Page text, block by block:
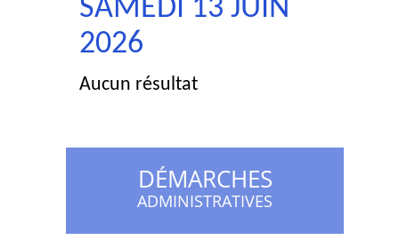
SAMEDI 13 JUIN
2026
Aucun résultat
DÉMARCHES
ADMINISTRATIVES